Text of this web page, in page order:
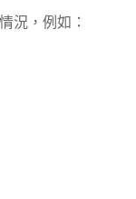
況，例如：